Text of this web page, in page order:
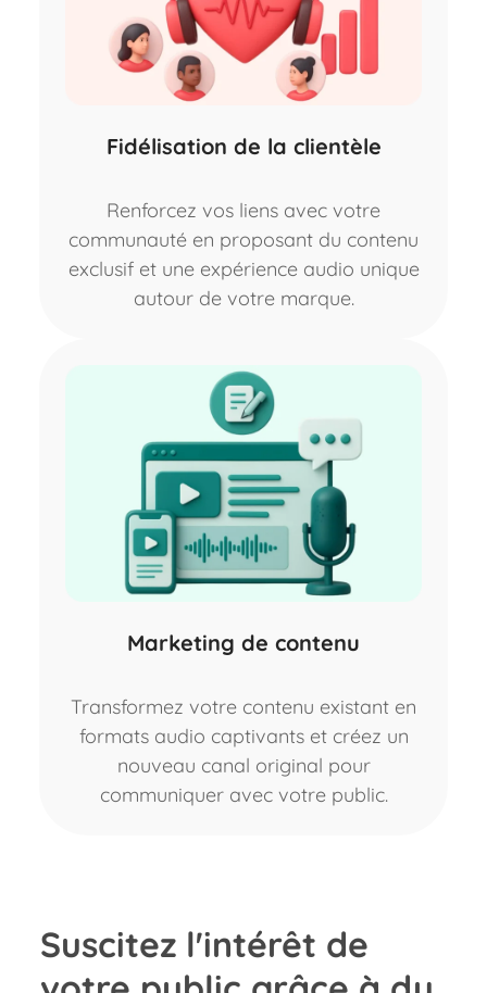
Marketing de contenu
Transformez votre contenu existant en
formats audio captivants et créez un
nouveau canal original pour
communiquer avec votre public.
Fidélisation de la clientèle
Renforcez vos liens avec votre
communauté en proposant du contenu
exclusif et une expérience audio unique
autour de votre marque.
Suscitez l'intérêt de